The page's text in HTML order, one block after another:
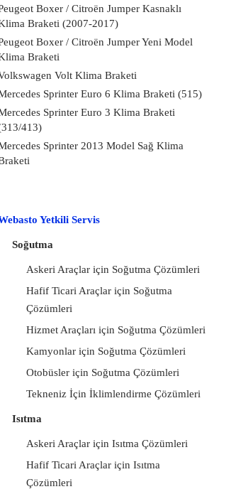
Boxer / Citroën Jumper Kasnaklı
Braketi (2007-2017)
Boxer / Citroën Jumper Yeni Model
Braketi
Volt Klima Braketi
Sprinter Euro 6 Klima Braketi (515)
Sprinter Euro 3 Klima Braketi
413)
Sprinter 2013 Model Sağ Klima
Yetkili Servis
Soğutma
Askeri Araçlar için Soğutma Çözümleri
Hafif Ticari Araçlar için Soğutma
Çözümleri
Hizmet Araçları için Soğutma Çözümleri
Kamyonlar için Soğutma Çözümleri
Otobüsler için Soğutma Çözümleri
Tekneniz İçin İklimlendirme Çözümleri
Isıtma
Askeri Araçlar için Isıtma Çözümleri
Hafif Ticari Araçlar için Isıtma
Çözümleri